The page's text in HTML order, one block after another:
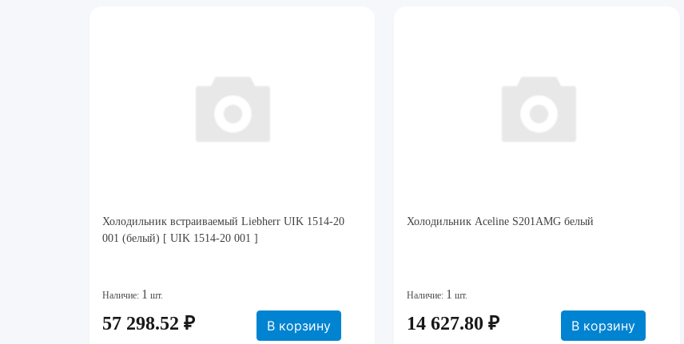
Холодильник встраиваемый Liebherr UIK 1514-20
001 (белый) [ UIK 1514-20 001 ]
Наличие: 1 шт.
57 298.52 ₽ В корзину
Холодильник Aceline S201AMG белый
Наличие: 1 шт.
14 627.80 ₽ В корзину